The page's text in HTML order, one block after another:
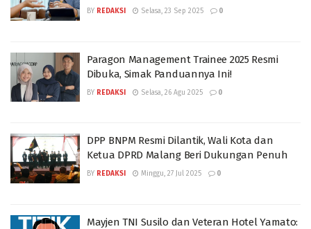
BY REDAKSI Selasa, 23 Sep 2025 0
Paragon Management Trainee 2025 Resmi
Dibuka, Simak Panduannya Ini!
BY REDAKSI Selasa, 26 Agu 2025 0
DPP BNPM Resmi Dilantik, Wali Kota dan
Ketua DPRD Malang Beri Dukungan Penuh
BY REDAKSI Minggu, 27 Jul 2025 0
Mayjen TNI Susilo dan Veteran Hotel Yamato: